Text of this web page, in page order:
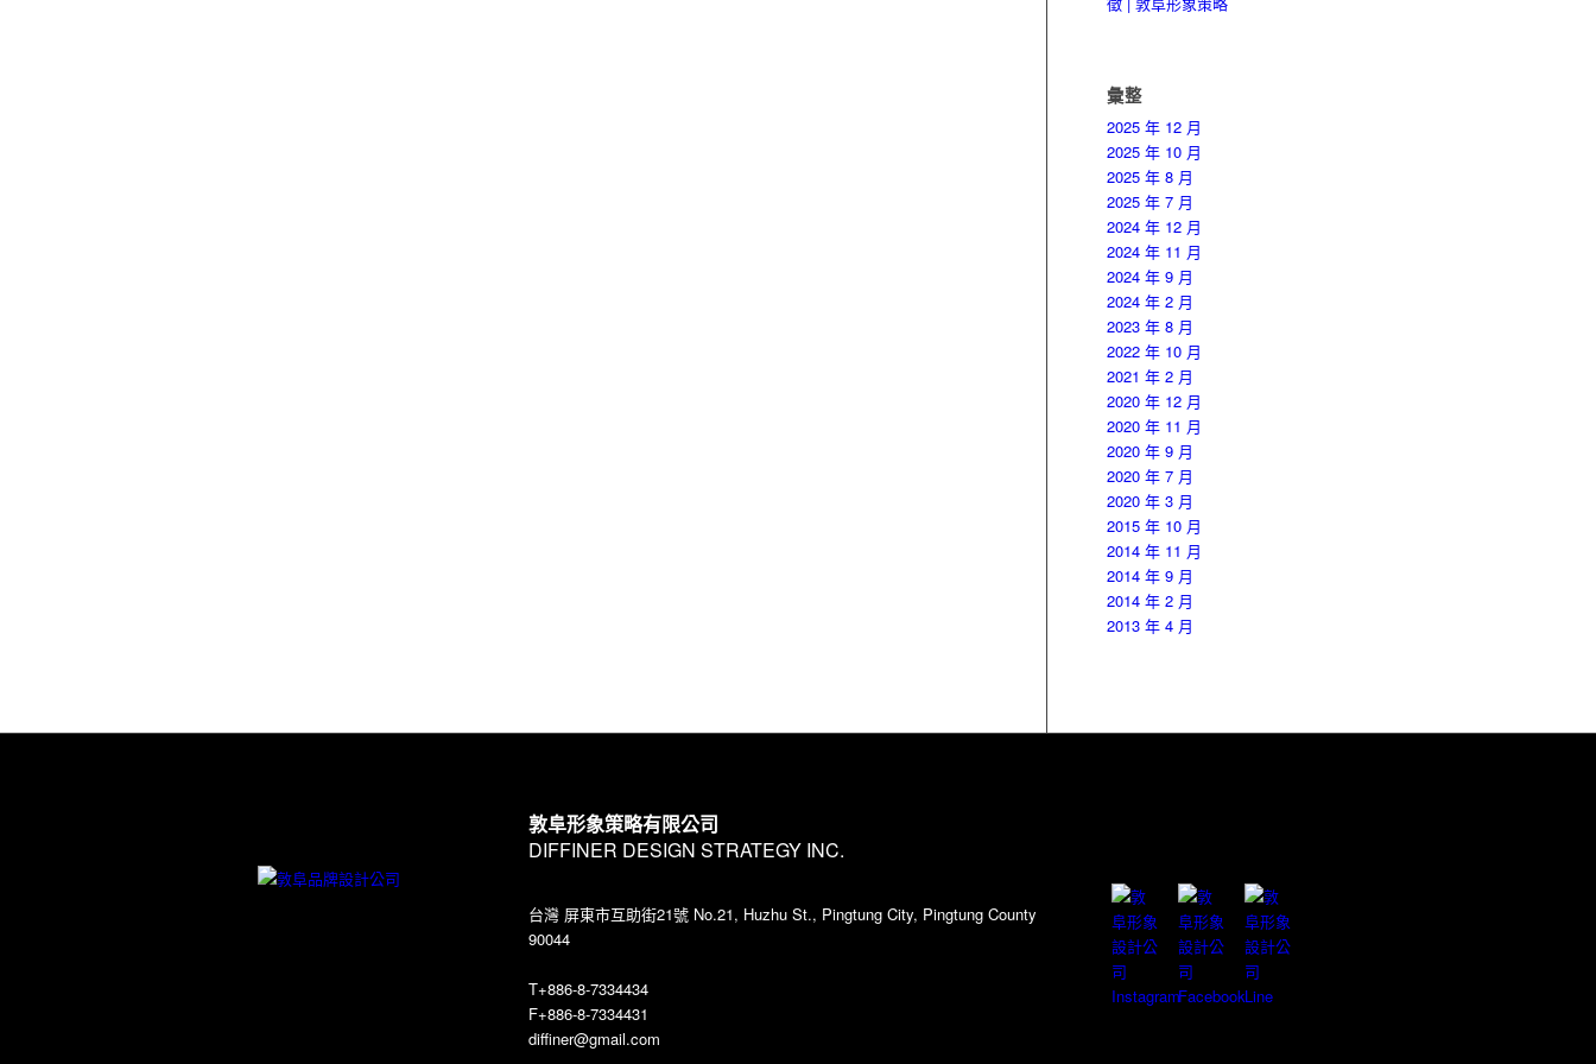
彙整
2025 年 12 月
2025 年 10 月
2025 年 8 月
2025 年 7 月
2024 年 12 月
2024 年 11 月
2024 年 9 月
2024 年 2 月
2023 年 8 月
2022 年 10 月
2021 年 2 月
2020 年 12 月
2020 年 11 月
2020 年 9 月
2020 年 7 月
2020 年 3 月
2015 年 10 月
2014 年 11 月
2014 年 9 月
2014 年 2 月
2013 年 4 月
敦阜形象策略有限公司
DIFFINER DESIGN STRATEGY INC.
台灣 屏東市互助街21號 No.21, Huzhu St., Pingtung City, Pingtung County
90044
T+886-8-7334434
F+886-8-7334431
diffiner@gmail.com